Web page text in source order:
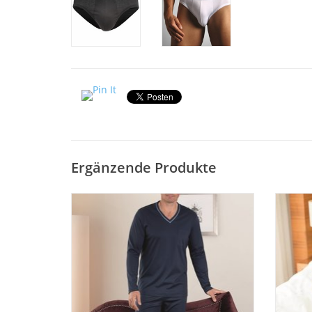
Ergänzende Produkte
Schöner eleganter Herren Pyjama SIR 8061
mit langer Hose und langen Ärmeln.
Mercerisierter Jersey Feininterlock Uni mit
farbiger Paspelierung. Auch in Übergrößen
Größe 48-68 und 98-110
ZUM WARENKORB HINZUFÜGEN
mit
und